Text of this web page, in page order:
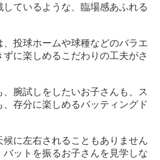
しているような、臨場感あふれる
投球ホームや球種などのバラエ
に楽しめるこだわりの工夫がさ
腕試しをしたいお子さんも、ス
、存分に楽しめるバッティングド
候に左右されることもありません
バットを振るお子さんを見学しな